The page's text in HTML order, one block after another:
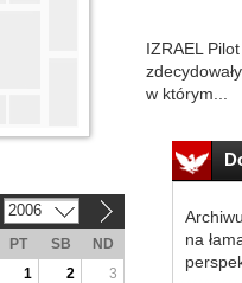
IZRAEL
w którym...
na
2006
PT SB
ND
1
2
3